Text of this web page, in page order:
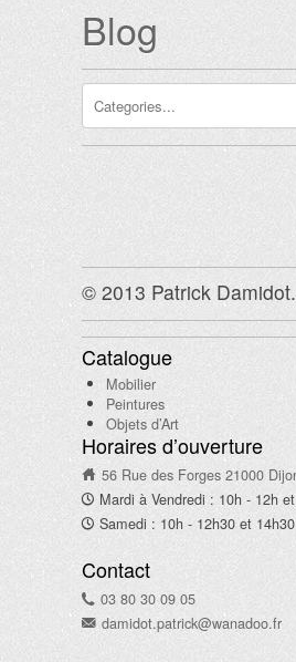
Blog
© 2013 Patrick Damidot.
Catalogue
Mobilier
Peintures
Objets d’Art
Horaires d’ouverture
56 Rue des Forges 21000
Mardi à Vendredi : 10h - 12h
Samedi : 10h - 12h30 et
Contact
03 80 30 09 05
damidot.patrick@wanadoo.fr